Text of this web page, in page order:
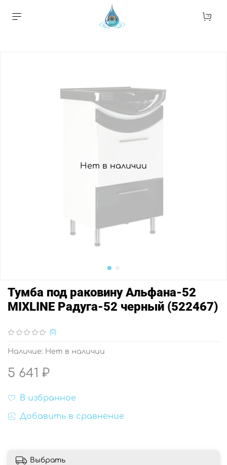
Нет в наличии
(0)
Наличие: Нет в наличии
Тумба под раковину Альфана-52
MIXLINE Радуга-52 черный (522467)
5 641 ₽
В избранное
Добавить в сравнение
Выбрать